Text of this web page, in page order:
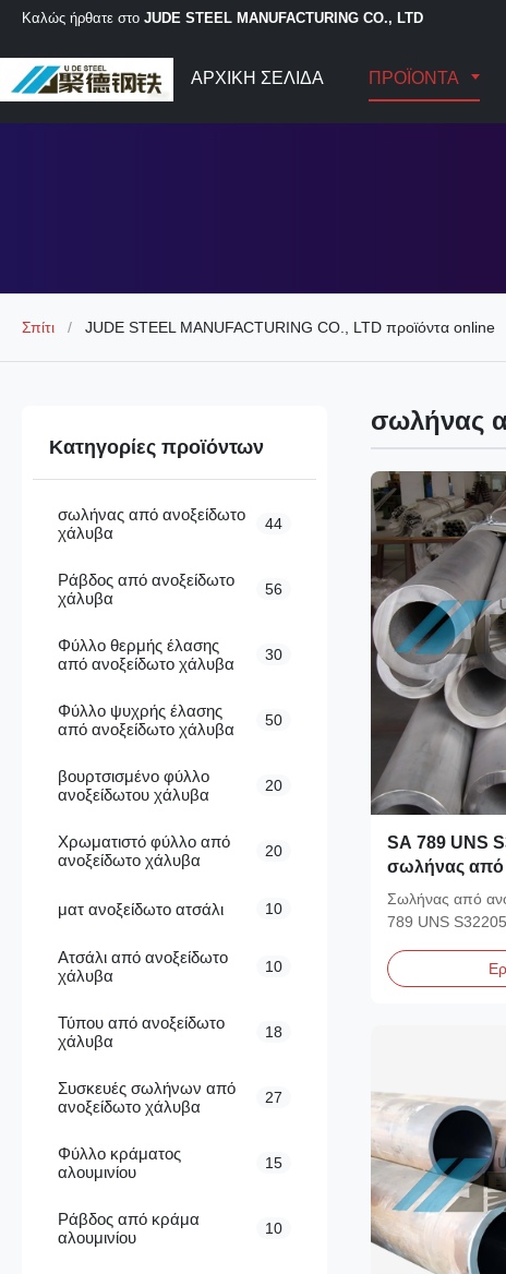
Καλώς ήρθατε στο JUDE STEEL MANUFACTURING CO., LTD
ΑΡΧΙΚΉ ΣΕΛΊΔΑ ΠΡΟΪΌΝΤΑ
Σπίτι / JUDE STEEL MANUFACTURING CO., LTD προϊόντα online
Κατηγορίες προϊόντων
σωλήνας από ανοξείδωτο
χάλυβα
44
Ράβδος από ανοξείδωτο
χάλυβα
56
Φύλλο θερμής έλασης
από ανοξείδωτο χάλυβα
30
Φύλλο ψυχρής έλασης
από ανοξείδωτο χάλυβα
50
βουρτσισμένο φύλλο
ανοξείδωτου χάλυβα
20
Χρωματιστό φύλλο από
ανοξείδωτο χάλυβα
20
ματ ανοξείδωτο ατσάλι 10
Ατσάλι από ανοξείδωτο
χάλυβα
10
Τύπου από ανοξείδωτο
χάλυβα
18
Συσκευές σωλήνων από
ανοξείδωτο χάλυβα
27
Φύλλο κράματος
αλουμινίου
15
Ράβδος από κράμα
αλουμινίου
10
σωλήνας
SA 789 UNS
σωλήνας από
12,7 × 1,0 mm
εναλλάκτη
Σωλήνας από
789 UNS